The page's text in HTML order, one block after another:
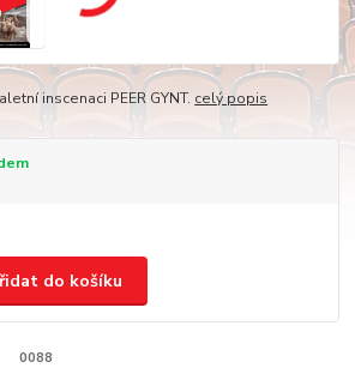
inscenaci PEER GYNT. celý popis
do košíku
0088